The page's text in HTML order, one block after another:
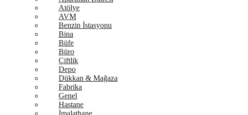
Atölye
AVM
Benzin İstasyonu
Bina
Büfe
Büro
Çiftlik
Depo
Dükkan & Mağaza
Fabrika
Genel
Hastane
İmalathane